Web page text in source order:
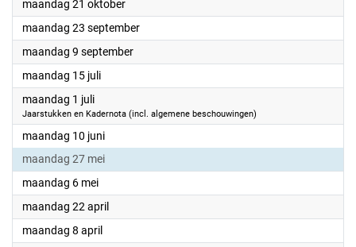
maandag 21 oktober2024
maandag 23 september2024
maandag 9 september2024
maandag 15 juli2024
maandag 1 juli2024
Jaarstukken en Kadernota (incl. algemene beschouwingen)
maandag 10 juni2024
maandag 27 mei2024
maandag 6 mei2024
maandag 22 april2024
maandag 8 april2024